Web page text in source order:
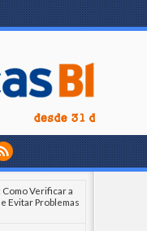
Como Verificar a
Evitar Problemas